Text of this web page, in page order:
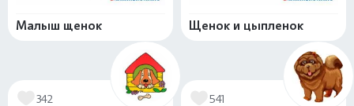
Малыш щенок Щенок и цыпленок
342 541